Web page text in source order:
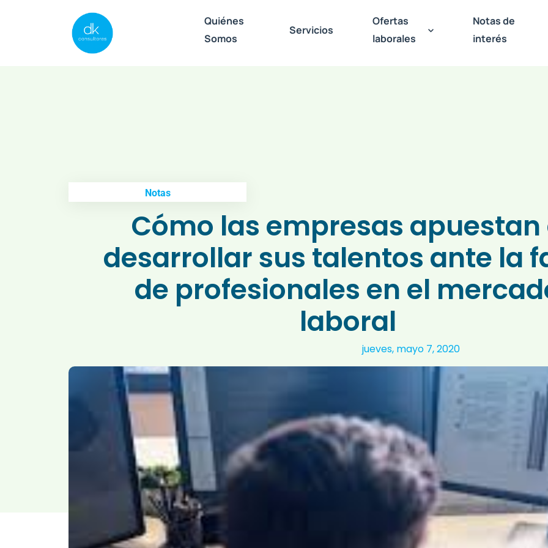
Quiénes
Somos
Servicios
Ofertas
laborales
Notas de
interés
Notas
Cómo las empresas apuestan
desarrollar sus talentos ante la
de profesionales en el
laboral
jueves, mayo 7, 2020